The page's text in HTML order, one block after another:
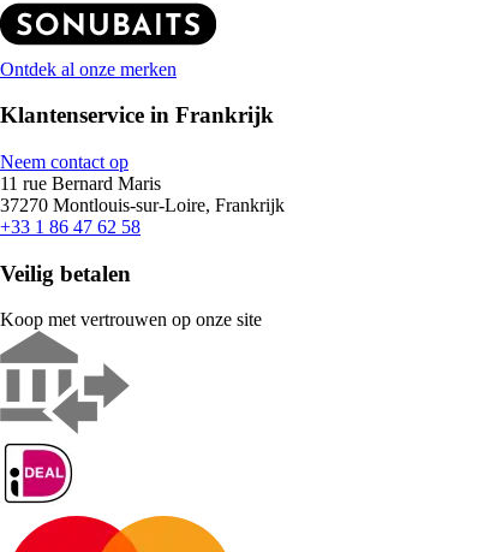
Ontdek al onze merken
Klantenservice in Frankrijk
Neem contact op
11 rue Bernard Maris
37270 Montlouis-sur-Loire, Frankrijk
+33 1 86 47 62 58
Veilig betalen
Koop met vertrouwen op onze site